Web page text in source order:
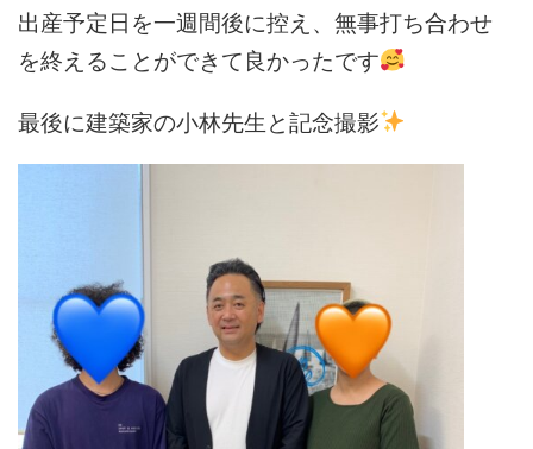
出産予定日を一週間後に控え、無事打ち合わせ
を終えることができて良かったです
最後に建築家の小林先生と記念撮影